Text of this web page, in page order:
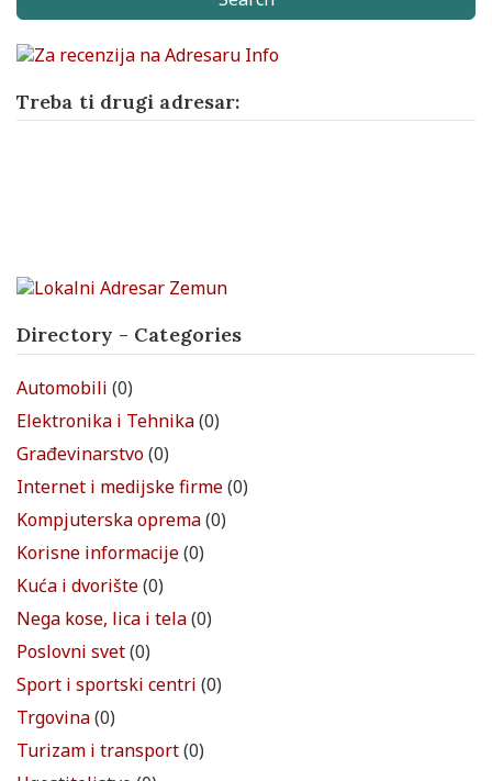
Treba ti drugi adresar:
Directory - Categories
Automobili (0)
Elektronika i Tehnika(0)
Građevinarstvo(0)
Internet i medijske firme(0)
Kompjuterska oprema(0)
Korisne informacije(0)
Kuća i dvorište(0)
Nega kose, lica i tela(0)
Poslovni svet(0)
Sport i sportski centri (0)
Trgovina(0)
Turizam i transport(0)